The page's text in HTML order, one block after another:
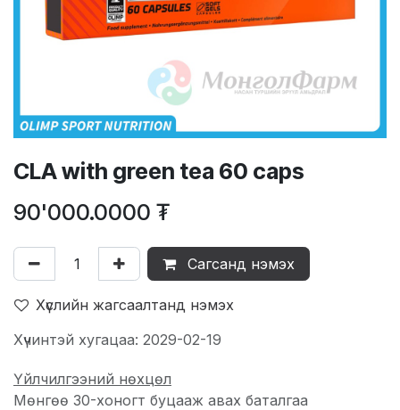
CLA with green tea 60 caps
90'000.0000 ₮
Сагсанд нэмэх
Хүслийн жагсаалтанд нэмэх
Хүчинтэй хугацаа: 2029-02-19
Үйлчилгээний нөхцөл
Мөнгөө 30-хоногт буцааж авах баталгаа